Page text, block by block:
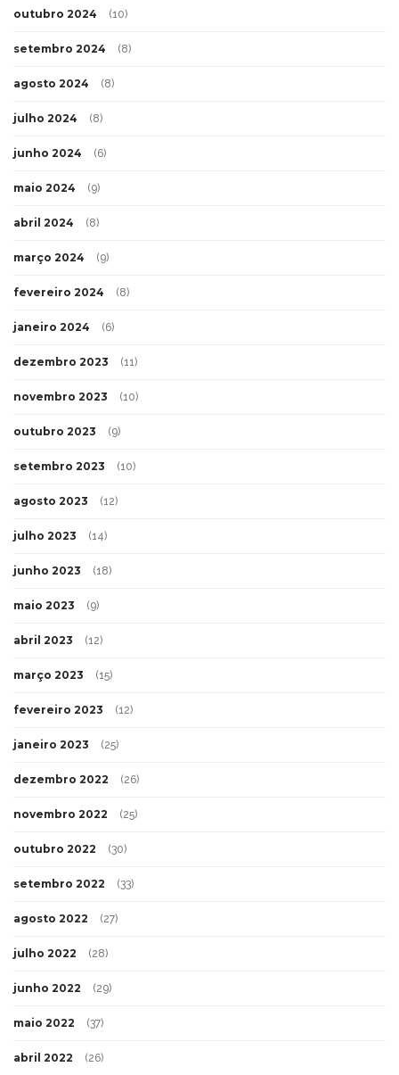
outubro 2024 (10)
setembro 2024 (8)
agosto 2024 (8)
julho 2024 (8)
junho 2024 (6)
maio 2024 (9)
abril 2024 (8)
março 2024 (9)
fevereiro 2024 (8)
janeiro 2024 (6)
dezembro 2023 (11)
novembro 2023 (10)
outubro 2023 (9)
setembro 2023 (10)
agosto 2023 (12)
julho 2023 (14)
junho 2023 (18)
maio 2023 (9)
abril 2023 (12)
março 2023 (15)
fevereiro 2023 (12)
janeiro 2023 (25)
dezembro 2022 (26)
novembro 2022 (25)
outubro 2022 (30)
setembro 2022 (33)
agosto 2022 (27)
julho 2022 (28)
junho 2022 (29)
maio 2022 (37)
abril 2022 (26)